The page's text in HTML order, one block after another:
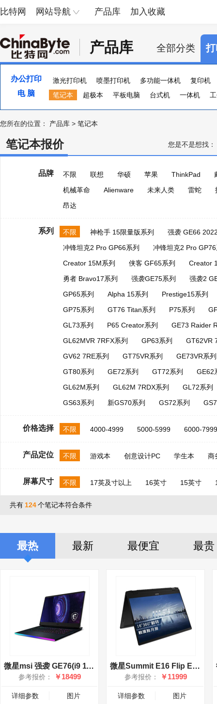
比特网 网站导航 产品库 加入收藏
产品库 全部分类
办公打印 激光打印机 喷墨打印机 多功能一体机
复印机
便携照片打印机
页宽打印机 证卡打印机 大幅
电 脑 笔记本 超极本 平板电脑 台式机 一体机
您所在的位置： 产品库 > 笔记本
笔记本报价 您是不是想找：
品牌 不限 联想 华硕 苹果 ThinkPad
机械革命
Alienware 未来人类 雷蛇
昂达
系列 不限 神枪手 15限量版系列
强袭 GE66
冲锋坦克2 Pro GP66系列
冲锋坦克2 Pro
Creator 15M系列
侠客 GF65系列
Creator
勇者 Bravo17系列
强袭GE75系列
强袭2
GP65系列
Alpha 15系列
Prestige15系列
GP75系列
GT76 Titan系列 P75系列
GL73系列
P65 Creator系列
GE73 Raider
GL62MVR 7RFX系列
GP63系列
GT62VR
GV62 7RE系列
GT75VR系列
GE73VR系列
GT80系列
GE72系列 GT72系列
GE62
GL62M系列
GL62M 7RDX系列
GL72系列
GS63系列
新GS70系列 GS72系列
价格选择 不限 4000-4999 5000-5999 6000-7999
产品定位 不限 游戏本 创意设计PC 学生本 商
屏幕尺寸 不限 17英及寸以上 16英寸 15英寸
共有 124个笔记本符合条件
最热 最新 最便宜 最贵
微星msi 强袭 GE76(i9 11980HK/32GB/1TB/RTX3070/2K/240Hz)
参考报价： ￥18499
详细参数 图片
微星Summit E16 Flip Evo(i7 1360P/16GB/1TB/集显)
参考报价： ￥11999
详细参数 图片